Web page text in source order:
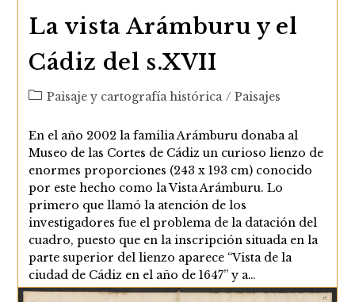
La vista Arámburu y el
Cádiz del s.XVII
Categoría
la
entrada:
Paisaje y cartografía histórica / Paisajes
En el año 2002 la familia Arámburu donaba al
Museo de las Cortes de Cádiz un curioso lienzo de
enormes proporciones (243 x 193 cm) conocido
por este hecho como la Vista Arámburu. Lo
primero que llamó la atención de los
investigadores fue el problema de la datación del
cuadro, puesto que en la inscripción situada en la
parte superior del lienzo aparece “Vista de la
ciudad de Cádiz en el año de 1647” y a…